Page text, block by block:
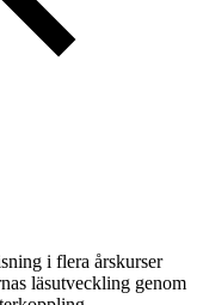
i flera årskurser
läsutveckling genom